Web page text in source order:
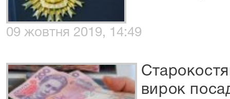
09 жовтня 2019, 14:49
вирок